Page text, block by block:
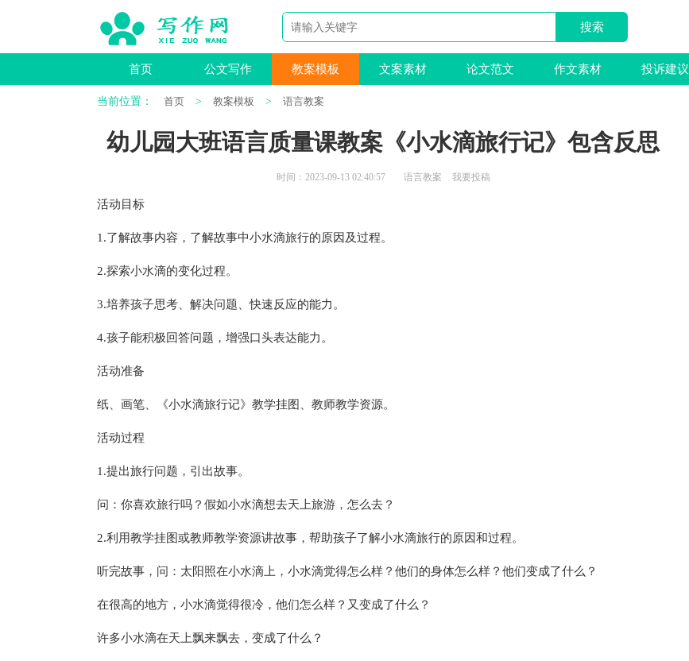
首页 公文写作 教案模板 文案素材 论文范文 作文素材 投诉建议
当前位置： 首页 > 教案模板 > 语言教案
幼儿园大班语言质量课教案《小水滴旅行记》包含反思
时间：2023-09-13 02:40:57 语言教案 我要投稿
活动目标
1.了解故事内容，了解故事中小水滴旅行的原因及过程。
2.探索小水滴的变化过程。
3.培养孩子思考、解决问题、快速反应的能力。
4.孩子能积极回答问题，增强口头表达能力。
活动准备
纸、画笔、《小水滴旅行记》教学挂图、教师教学资源。
活动过程
1.提出旅行问题，引出故事。
问：你喜欢旅行吗？假如小水滴想去天上旅游，怎么去？
2.利用教学挂图或教师教学资源讲故事，帮助孩子了解小水滴旅行的原因和过程。
听完故事，问：太阳照在小水滴上，小水滴觉得怎么样？他们的身体怎么样？他们变成了什么？
在很高的地方，小水滴觉得很冷，他们怎么样？又变成了什么？
许多小水滴在天上飘来飘去，变成了什么？